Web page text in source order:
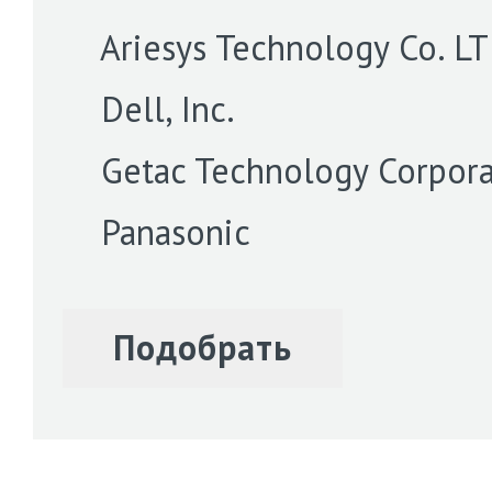
Ariesys Technology Co.
Dell, Inc.
Getac Technology
Panasonic